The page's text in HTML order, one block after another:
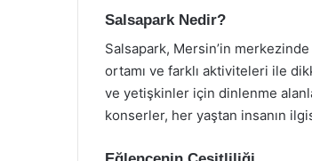
Salsapark Nedir?
Salsapark, Mersin’in
ortamı ve farklı aktiviteleri ile
ve yetişkinler için dinlenme
konserler, her yaştan insanın